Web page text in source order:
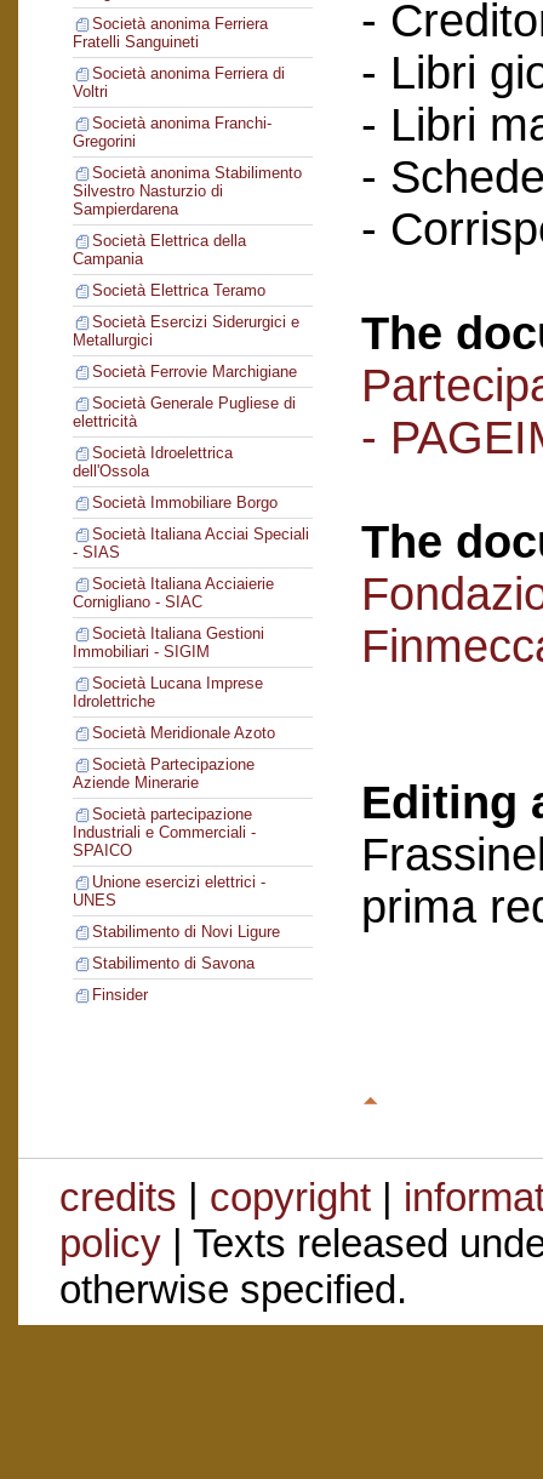
Società anonima Ferriera
Fratelli Sanguineti
Società anonima Ferriera di
Voltri
Società anonima Franchi-
Gregorini
Società anonima Stabilimento
Silvestro Nasturzio di
Sampierdarena
Società Elettrica della
Campania
Società Elettrica Teramo
Società Esercizi Siderurgici e
Metallurgici
Società Ferrovie Marchigiane
Società Generale Pugliese di
elettricità
Società Idroelettrica
dell'Ossola
Società Immobiliare Borgo
Società Italiana Acciai Speciali
- SIAS
Società Italiana Acciaierie
Cornigliano - SIAC
Società Italiana Gestioni
Immobiliari - SIGIM
Società Lucana Imprese
Idrolettriche
Società Meridionale Azoto
Società Partecipazione
Aziende Minerarie
Società partecipazione
Industriali e Commerciali -
SPAICO
Unione esercizi elettrici -
UNES
Stabilimento di Novi Ligure
Stabilimento di Savona
Finsider
-
- Libri
- Libri
-
-
The
-
The
Editing
prima
credits | copyright|
policy| Texts released
otherwise specified.